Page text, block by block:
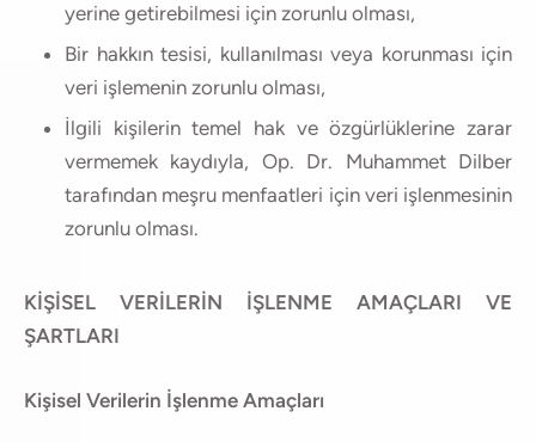
yerine getirebilmesi için zorunlu olması,
Bir hakkın tesisi, kullanılması veya korunması için
veri işlemenin zorunlu olması,
İlgili kişilerin temel hak ve özgürlüklerine zarar
vermemek kaydıyla, Op. Dr. Muhammet Dilber
tarafından meşru menfaatleri için veri işlenmesinin
zorunlu olması.
KİŞİSEL VERİLERİN İŞLENME AMAÇLARI VE
ŞARTLARI
Kişisel Verilerin İşlenme Amaçları